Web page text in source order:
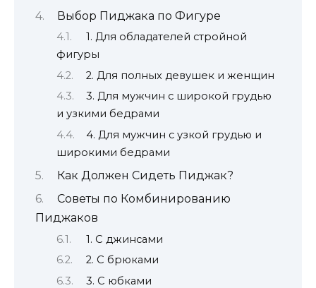
Выбор Пиджака по Фигуре
1. Для обладателей стройной
фигуры
2. Для полных девушек и женщин
3. Для мужчин с широкой грудью
и узкими бедрами
4. Для мужчин с узкой грудью и
широкими бедрами
Как Должен Сидеть Пиджак?
Советы по Комбинированию
Пиджаков
1. С джинсами
2. С брюками
3. С юбками